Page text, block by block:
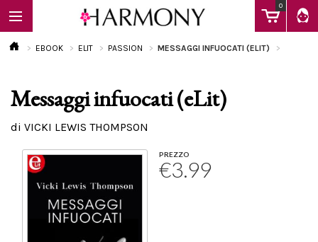
0
EBOOK
EBOOK ELIT PASSION MESSAGGI INFUOCATI (ELIT)
Messaggi infuocati (eLit)
di VICKI LEWIS THOMPSON
PREZZO
€3.99